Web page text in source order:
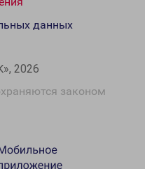
2026
законом
данных